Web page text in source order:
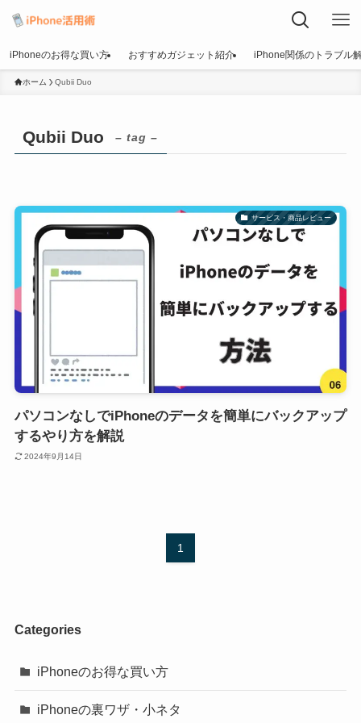
iPhoneのお得な買い方 おすすめガジェット紹介 iPhone関係のトラブル
ホーム Qubii Duo
Qubii Duo – tag –
サービス・商品レビュー
パソコンなしでiPhoneのデータを簡単にバックアップ
するやり方を解説
2024年9月14日
1
Categories
iPhoneのお得な買い方
iPhoneの裏ワザ・小ネタ